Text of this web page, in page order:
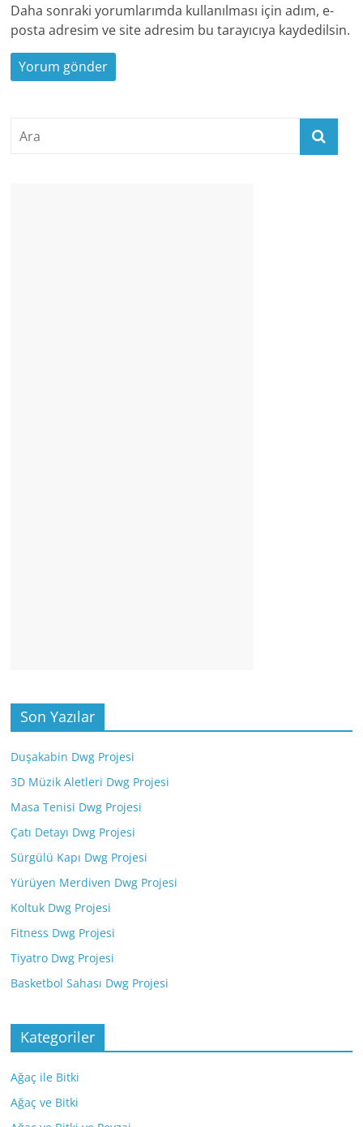
Daha sonraki yorumlarımda kullanılması için adım, e-
posta adresim ve site adresim bu tarayıcıya kaydedilsin.
Son Yazılar
Duşakabin Dwg Projesi
3D Müzik Aletleri Dwg Projesi
Masa Tenisi Dwg Projesi
Çatı Detayı Dwg Projesi
Sürgülü Kapı Dwg Projesi
Yürüyen Merdiven Dwg Projesi
Koltuk Dwg Projesi
Fitness Dwg Projesi
Tiyatro Dwg Projesi
Basketbol Sahası Dwg Projesi
Kategoriler
Ağaç ile Bitki
Ağaç ve Bitki